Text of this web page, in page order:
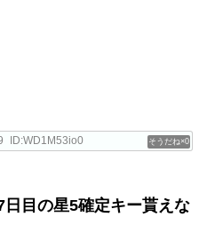
0
ID:WD1M53io0
目の星5確定キー貰えな